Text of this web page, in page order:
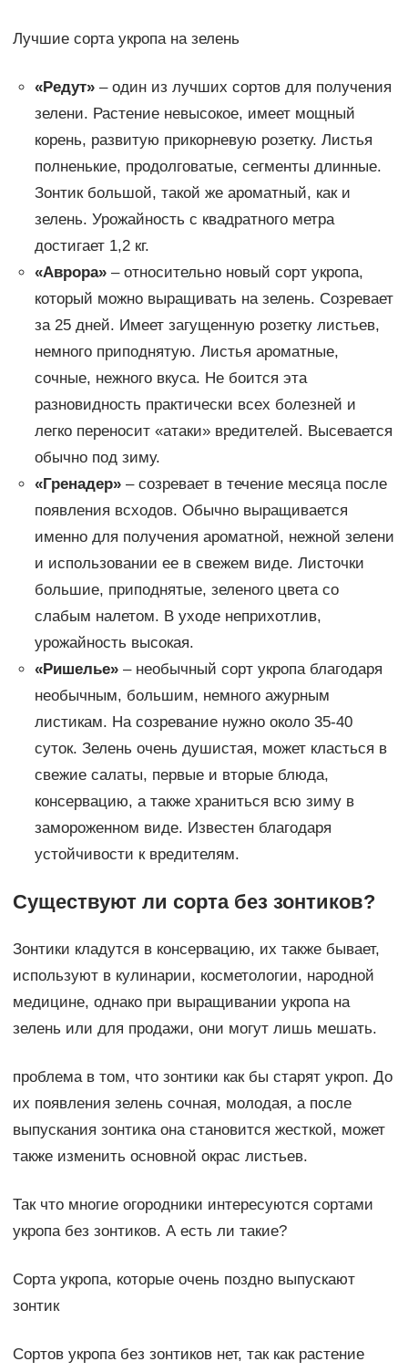
Лучшие сорта укропа на зелень
«Редут»– один из лучших сортов для получения
зелени. Растение невысокое, имеет мощный
корень, развитую прикорневую розетку. Листья
полненькие, продолговатые, сегменты длинные.
Зонтик большой, такой же ароматный, как и
зелень. Урожайность с квадратного метра
достигает 1,2 кг.
«Аврора»– относительно новый сорт укропа,
который можно выращивать на зелень. Созревает
за 25 дней. Имеет загущенную розетку листьев,
немного приподнятую. Листья ароматные,
сочные, нежного вкуса. Не боится эта
разновидность практически всех болезней и
легко переносит «атаки» вредителей. Высевается
обычно под зиму.
«Гренадер»– созревает в течение месяца после
появления всходов. Обычно выращивается
именно для получения ароматной, нежной зелени
и использовании ее в свежем виде. Листочки
большие, приподнятые, зеленого цвета со
слабым налетом. В уходе неприхотлив,
урожайность высокая.
«Ришелье»– необычный сорт укропа благодаря
необычным, большим, немного ажурным
листикам. На созревание нужно около 35-40
суток. Зелень очень душистая, может класться в
свежие салаты, первые и вторые блюда,
консервацию, а также храниться всю зиму в
замороженном виде. Известен благодаря
устойчивости к вредителям.
Существуют ли сорта без зонтиков?
Зонтики кладутся в консервацию, их также бывает,
используют в кулинарии, косметологии, народной
медицине, однако при выращивании укропа на
зелень или для продажи, они могут лишь мешать.
проблема в том, что зонтики как бы старят укроп. До
их появления зелень сочная, молодая, а после
выпускания зонтика она становится жесткой, может
также изменить основной окрас листьев.
Так что многие огородники интересуются сортами
укропа без зонтиков. А есть ли такие?
Сорта укропа, которые очень поздно выпускают
зонтик
Сортов укропа без зонтиков нет, так как растение